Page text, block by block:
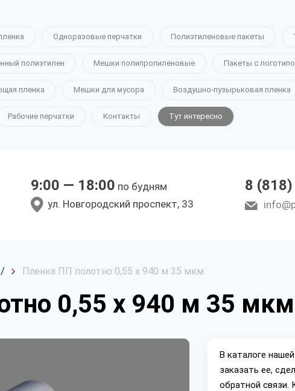
Одноразовые перчатки Полиэтиленовые пакеты
полиэтилен Мешки полипропиленовые Пакеты с
пленка Мешки для мусора Воздушно-пузырьковая пленка
Рабочие перчатки Контакты Тут интересно
9:00 — 18:00 по будням
ул. Новгородский проспект, 33
8
/ Пленка ПП полотно 0,55 х 940 м 35 мкм
0,55 х 940 м 35 мкм
В каталоге
заказать ее,
обратной связи.